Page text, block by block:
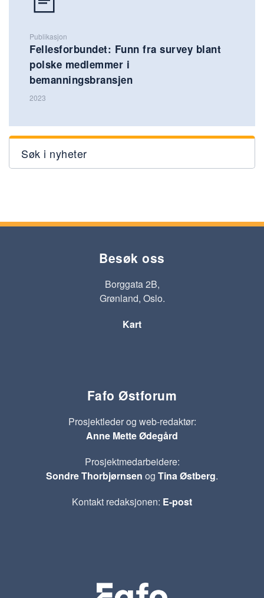
Publikasjon
Fellesforbundet: Funn fra survey blant
polske medlemmer i
bemanningsbransjen
2023
Søk i nyheter
Besøk oss
Borggata 2B,
Grønland, Oslo.
Kart
Fafo Østforum
Prosjektleder og web-redaktør:
Anne Mette Ødegård
Prosjektmedarbeidere:
Sondre Thorbjørnsen og Tina Østberg.
Kontakt redaksjonen: E-post